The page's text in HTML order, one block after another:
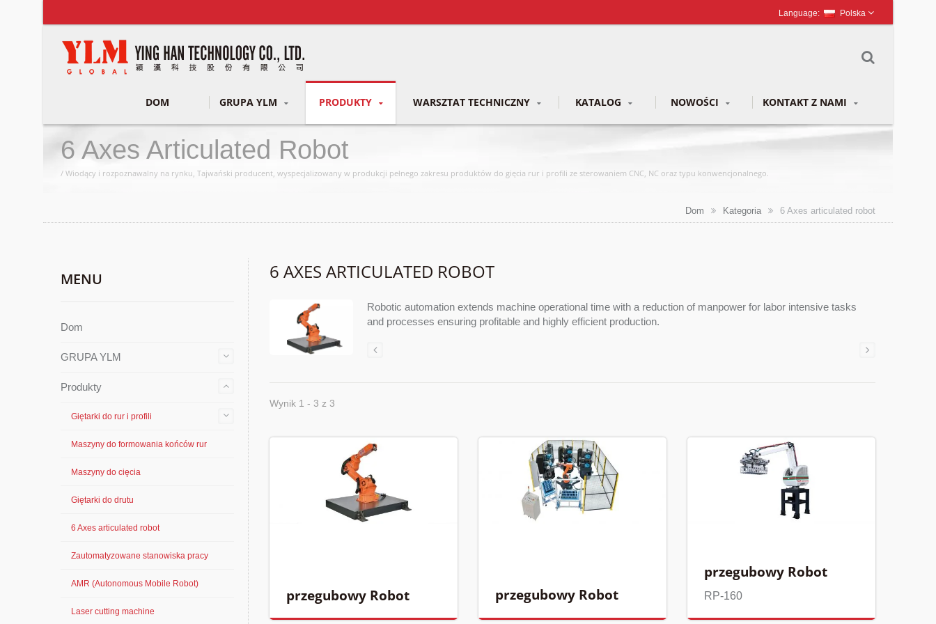
Polska
DOM GRUPA YLM PRODUKTY WARSZTAT TECHNICZNY KATALOG NOWOŚCI KONTAKT Z NAMI
6 Axes Articulated Robot
/ Wiodący i rozpoznawalny na rynku, Tajwański producent, wyspecjalizowany w produkcji pełnego zakresu produktów do gięcia rur i profili ze sterowaniem CNC, NC oraz typu konwencjonalnego.
Dom Kategoria 6 Axes articulated robot
MENU
Dom
GRUPA YLM
Produkty
Giętarki do rur i profili
Maszyny do formowania końców rur
Maszyny do cięcia
Giętarki do drutu
6 Axes articulated robot
Zautomatyzowane stanowiska pracy
AMR (Autonomous Mobile Robot)
Laser cutting machine
6 AXES ARTICULATED ROBOT
Robotic automation extends machine operational time with a reduction of manpower for labor intensive tasks
and processes ensuring profitable and highly efficient production.
Wynik 1 - 3 z 3
przegubowy Robot przegubowy Robot
przegubowy Robot
RP-160